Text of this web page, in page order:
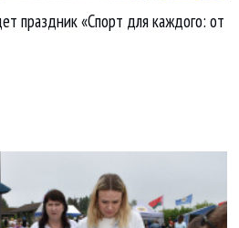
праздник «Спорт для каждого: от